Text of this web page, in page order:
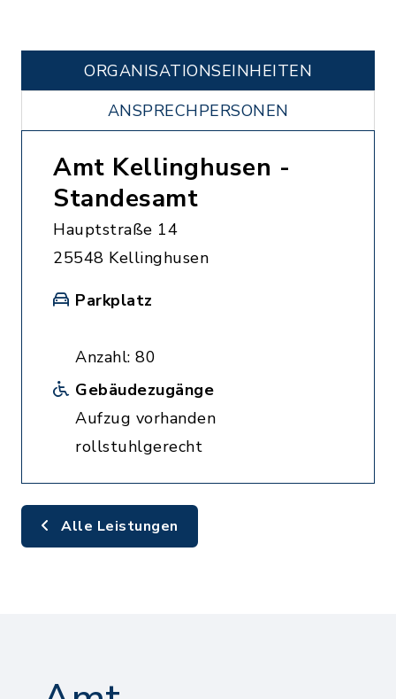
ORGANISATIONS­EINHEITEN
ANSPRECHPERSONEN
Amt Kellinghusen -
Standesamt
Hauptstraße 14
25548 Kellinghusen
Parkplatz
Anzahl: 80
Gebäudezugänge
Aufzug vorhanden
rollstuhlgerecht
Alle Leistungen